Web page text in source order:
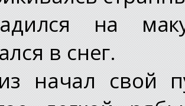
на
в снег.
начал свой